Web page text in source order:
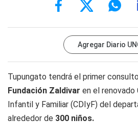
Agregar Diario
Tupungato tendrá el primer
Fundación Zaldivar en el renovado
Infantil y Familiar (CDIyF) del
alrededor de 300 niños.